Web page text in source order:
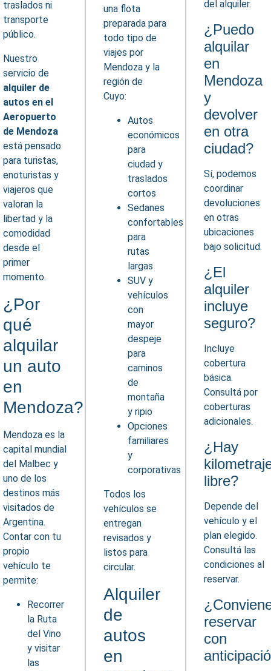
traslados ni
transporte
público.
Nuestro
servicio de
alquiler de
autos en el
Aeropuerto
de Mendoza
está pensado
para turistas,
enoturistas y
viajeros que
valoran la
libertad y la
comodidad
desde el
primer
momento.
¿Por
qué
alquilar
un auto
en
Mendoza?
Mendoza es la
capital mundial
del Malbec y
uno de los
destinos más
visitados de
Argentina.
Contar con tu
propio
vehículo te
permite:
Recorrer
la Ruta
del Vino
y visitar
las
una flota
preparada para
todo tipo de
viajes por
Mendoza y la
región de
Cuyo:
Autos
económicos
para
ciudad y
traslados
cortos
Sedanes
confortables
para
rutas
largas
SUV y
vehículos
con
mayor
despeje
para
caminos
de
montaña
y ripio
Opciones
familiares
y
corporativas
Todos los
vehículos se
entregan
revisados y
listos para
circular.
Alquiler
de
autos
en
del alquiler.
¿Puedo
alquilar
en
Mendoza
y
devolver
en otra
ciudad?
Sí, podemos
coordinar
devoluciones
en otras
ubicaciones
bajo solicitud.
¿El
alquiler
incluye
seguro?
Incluye
cobertura
básica.
Consultá por
coberturas
adicionales.
¿Hay
libre?
Depende del
vehículo y el
plan elegido.
Consultá las
condiciones al
reservar.
reservar
con